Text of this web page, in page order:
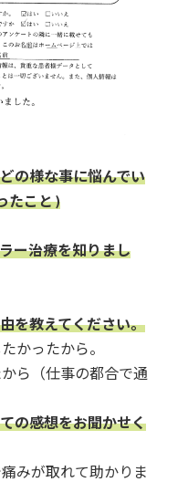
の様な事に悩んでい
たこと )
ー治療を知りまし
を教えてください。
かったから。
ら（仕事の都合で通
の感想をお聞かせく
みが取れて助かりま